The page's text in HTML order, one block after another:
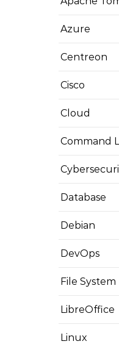
Azure
Centreon
Cisco
Cloud
Command
Database
Debian
DevOps
File System
LibreOffice
Linux